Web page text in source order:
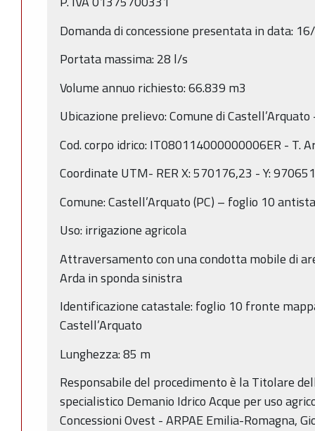
Domanda di concessione presentata in data:
Portata massima: 28 l/s
Volume annuo richiesto: 66.839 m3
Ubicazione prelievo: Comune di
Cod. corpo idrico: IT080114000000006ER - T.
Coordinate UTM- RER X: 570176,23 - Y:
Comune: Castell’Arquato (PC) – foglio 10
Uso: irrigazione agricola
Attraversamento con una condotta mobile di
Arda in sponda sinistra
Identificazione catastale: foglio 10 fronte
Castell’Arquato
Lunghezza: 85 m
Responsabile del procedimento è la Titolare
specialistico Demanio Idrico Acque per uso
Concessioni Ovest - ARPAE Emilia-Romagna,